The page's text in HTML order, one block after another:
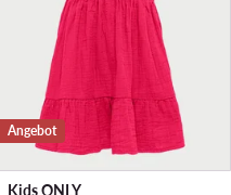
Angebot
Kids ONLY